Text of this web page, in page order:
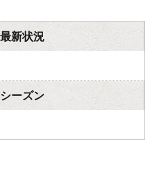
新状況
ーズン